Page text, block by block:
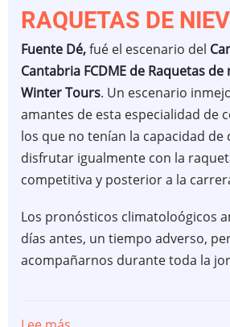
RAQUETAS DE
Fuente Dé,fué el escenario del
Cantabria FCDME de Raquetas
Winter Tours. Un escenario
amantes de esta especialidad de
los que no tenían la capacidad
disfrutar igualmente con la
competitiva y posterior a la
Los pronósticos climatoloógicos
días antes, un tiempo adverso,
acompañarnos durante toda la